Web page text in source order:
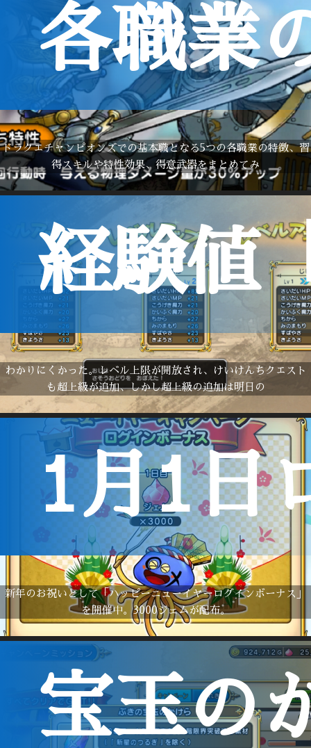
各職業
ドラクエチャンピオンズでの基本職となる5つの各職業の特徴、習
得スキルや特性効果、得意武器をまとめてみ
経験値
わかりにくかった。レベル上限が開放され、けいけんちクエスト
も超上級が追加、しかし超上級の追加は明日の
1月1日
新年のお祝いとして「ハッピーニューイヤーログインボーナス」
を開催中。3000ジェムが配布。
宝玉の